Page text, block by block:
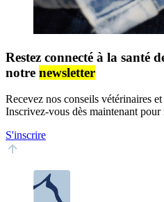
Restez connecté à la santé
notre newsletter
Recevez nos conseils vétérinaires
Inscrivez-vous dès maintenant pour
S'inscrire